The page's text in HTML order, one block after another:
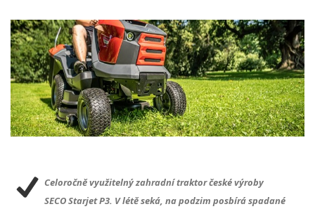
Celoročně využitelný zahradní traktor české výroby
SECOStarjet P3. V létě seká, na podzim posbírá spadané